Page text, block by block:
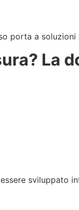
porta a
La
sviluppato